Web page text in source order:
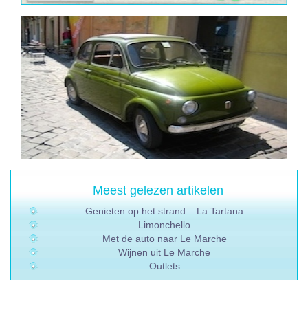
Meest gelezen artikelen
Genieten op het strand – La Tartana
Limonchello
Met de auto naar Le Marche
Wijnen uit Le Marche
Outlets